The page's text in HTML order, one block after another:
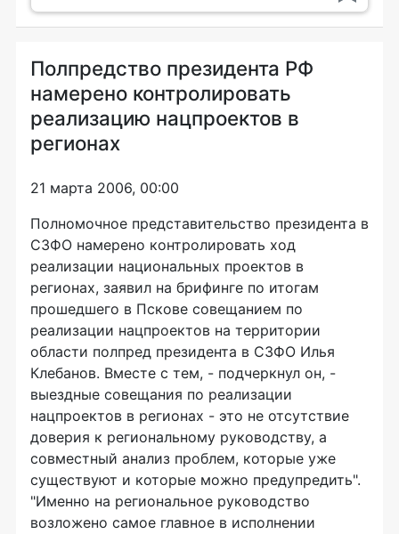
Полпредство президента РФ
намерено контролировать
реализацию нацпроектов в
регионах
21 марта 2006, 00:00
Полномочное представительство президента в
СЗФО намерено контролировать ход
реализации национальных проектов в
регионах, заявил на брифинге по итогам
прошедшего в Пскове совещанием по
реализации нацпроектов на территории
области полпред президента в СЗФО Илья
Клебанов. Вместе с тем, - подчеркнул он, -
выездные совещания по реализации
нацпроектов в регионах - это не отсутствие
доверия к региональному руководству, а
совместный анализ проблем, которые уже
существуют и которые можно предупредить".
"Именно на региональное руководство
возложено самое главное в исполнении